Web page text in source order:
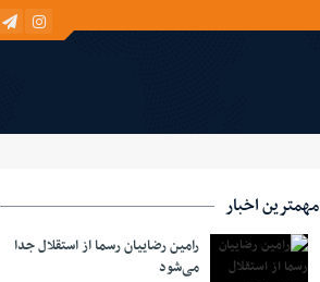
مهمترین اخبار
رامین رضاییان رسما از استقلال جدا
می‌شود